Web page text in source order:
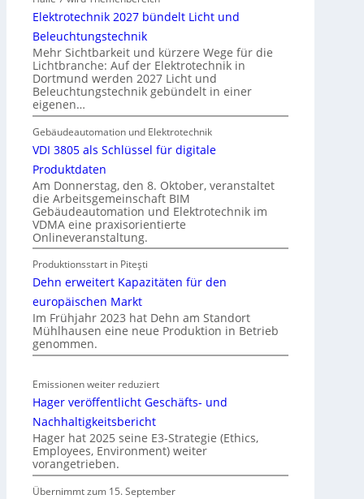
i
r
t
s
c
h
d
e
k
m
m
u
n
i
k
a
i
o
n
m
i
t
S
y
s
t
e
.
Elektrotechnik 2027 bündelt Licht und
Beleuchtungstechnik
Mehr Sichtbarkeit und kürzere Wege für die
Lichtbranche: Auf der Elektrotechnik in
Dortmund werden 2027 Licht und
Beleuchtungstechnik gebündelt in einer
eigenen…
Gebäudeautomation und Elektrotechnik
VDI 3805 als Schlüssel für digitale
Produktdaten
Am Donnerstag, den 8. Oktober, veranstaltet
die Arbeitsgemeinschaft BIM
Gebäudeautomation und Elektrotechnik im
VDMA eine praxisorientierte
Onlineveranstaltung.
Produktionsstart in Piteşti
Dehn erweitert Kapazitäten für den
europäischen Markt
Im Frühjahr 2023 hat Dehn am Standort
Mühlhausen eine neue Produktion in Betrieb
genommen.
Emissionen weiter reduziert
Hager veröffentlicht Geschäfts- und
Nachhaltigkeitsbericht
Hager hat 2025 seine E3-Strategie (Ethics,
Employees, Environment) weiter
vorangetrieben.
Übernimmt zum 15. September